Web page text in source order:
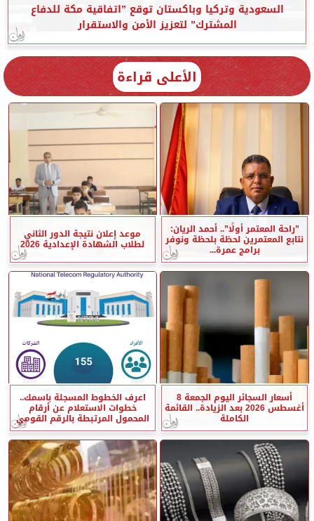
السعودية وتركيا وباكستان توقع ”اتفاقية مكة للدفاع
المشترك” لتعزيز الأمن والاستقرار
الأعلى قراءة
”راحة المعتمر أولًا”.. أحمد الريان:
نتابع المعتمرين لحظة بلحظة ونوفر
برامج عمرة...
موعد إعلان نتيجة الدور الثاني
لطلاب الشهادة الإعدادية 2026
أسعار السجائر اليوم الجمعة 8
أغسطس 2026 بعد الزيادة.. القائمة
الكاملة
اعرف الخطوط المسجلة باسمك..
خطوات الاستعلام عن أرقام
المحمول المرتبطة بالرقم القومي